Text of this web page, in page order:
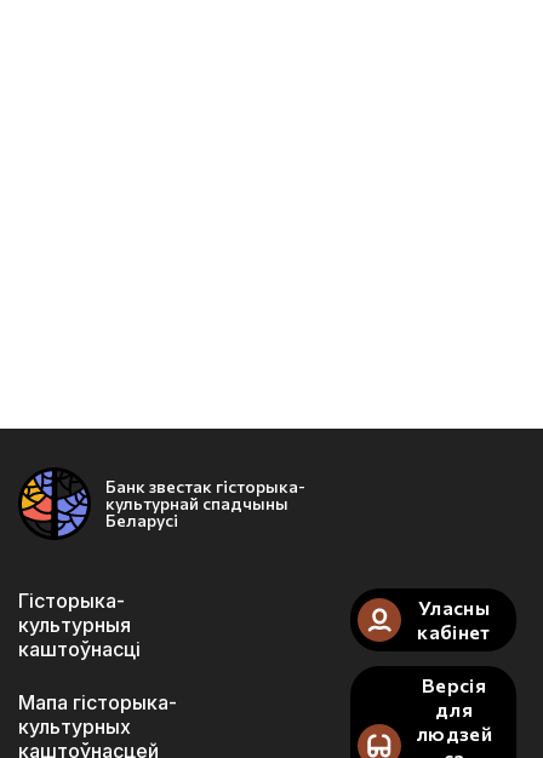
Банк звестак гісторыка-
культурнай спадчыны
Беларусі
Гісторыка-
культурныя
каштоўнасці
Мапа гісторыка-
культурных
каштоўнасцей
Уласны
кабінет
Версія
для
людзей